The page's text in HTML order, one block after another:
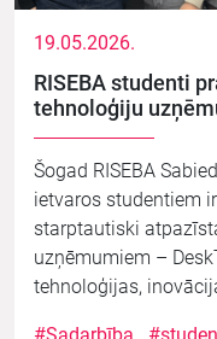
19.05.2026.
RISEBA studenti
tehnoloģiju
Šogad RISEBA
ietvaros studentiem
starptautiski
uzņēmumiem –
tehnoloģijas,
#Sadarbība